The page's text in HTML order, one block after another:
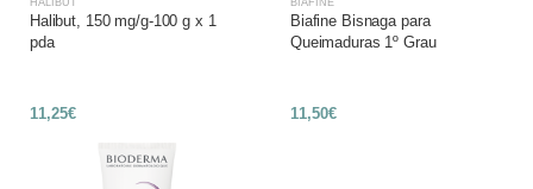
HALIBUT
Halibut, 150 mg/g-100 g x 1
pda
11,25€
BIAFINE
Biafine Bisnaga para
Queimaduras 1º Grau
11,50€